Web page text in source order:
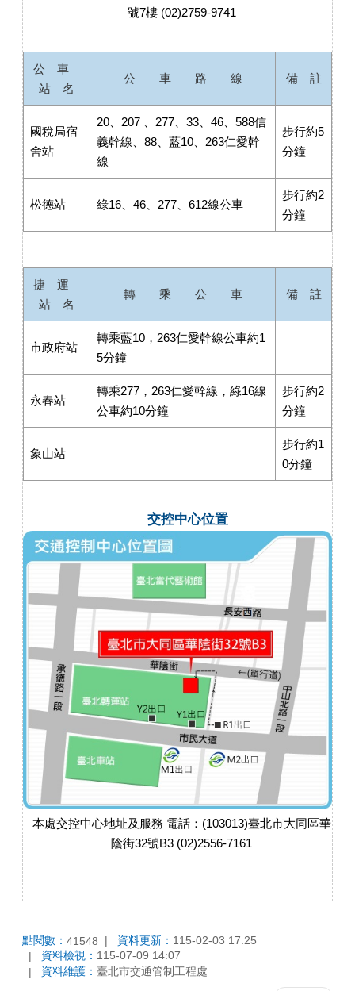
號7樓 (02)2759-9741
公 車
站 名
公 車 路 線 備 註
國稅局宿
舍站
20、207 、277、33、46、588信
義幹線、88、藍10、263仁愛幹
線
步行約5
分鐘
松德站 綠16、46、277、612線公車
步行約2
分鐘
捷 運
站 名
轉 乘 公 車 備 註
市政府站
轉乘藍10，263仁愛幹線公車約1
5分鐘
永春站
轉乘277，263仁愛幹線，綠16線
公車約10分鐘
步行約2
分鐘
象山站
步行約1
0分鐘
交控中心位置
本處交控中心地址及服務 電話：(103013)臺北市大同區華
陰街32號B3 (02)2556-7161
點閱數： 41548 資料更新： 115-02-03 17:25
資料檢視： 115-07-09 14:07
資料維護： 臺北市交通管制工程處